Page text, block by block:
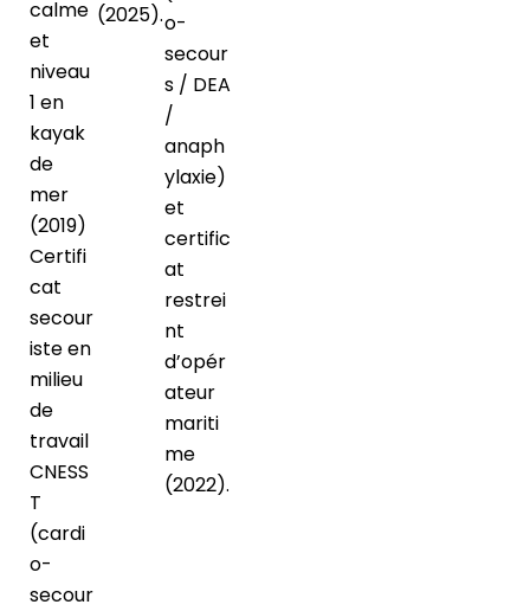
calme
et
niveau
1 en
kayak
de
mer
(2019)
Certifi
cat
secour
iste en
milieu
de
travail
CNESS
T
(cardi
o-
secour
(2025).o-
secour
s / DEA
/
anaph
ylaxie)
et
certific
at
restrei
nt
d’opér
ateur
mariti
me
(2022).